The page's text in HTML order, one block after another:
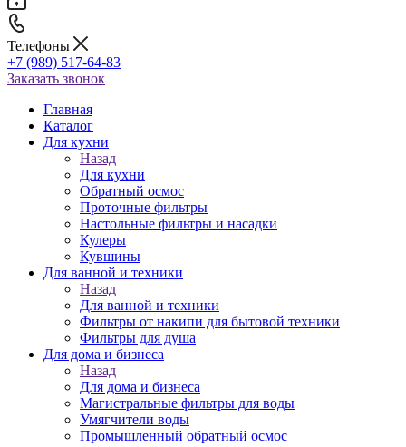
Телефоны
+7 (989) 517-64-83
Заказать звонок
Главная
Каталог
Для кухни
Назад
Для кухни
Обратный осмос
Проточные фильтры
Настольные фильтры и насадки
Кулеры
Кувшины
Для ванной и техники
Назад
Для ванной и техники
Фильтры от накипи для бытовой техники
Фильтры для душа
Для дома и бизнеса
Назад
Для дома и бизнеса
Магистральные фильтры для воды
Умягчители воды
Промышленный обратный осмос